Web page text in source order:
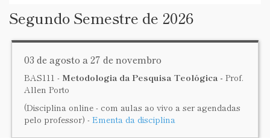
Segundo Semestre de 2026
03 de agosto a 27 de novembro
BAS111 - Metodologia da Pesquisa Teológica - Prof.
Allen Porto
(Disciplina online - com aulas ao vivo a ser agendadas
pelo professor) - Ementa da disciplina